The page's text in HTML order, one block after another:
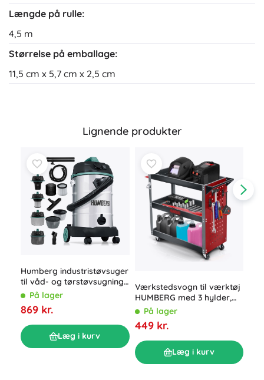
Længde på rulle:
4,5 m
Størrelse på emballage:
11,5 cm x 5,7 cm x 2,5 cm
Lignende produkter
Humberg industristøvsuger
til våd- og tørstøvsugning
30 l 1600 W
På lager
869 kr.
Læg i kurv
Værkstedsvogn til værktøj
HUMBERG med 3 hylder,
300 kg
På lager
449 kr.
Læg i kurv